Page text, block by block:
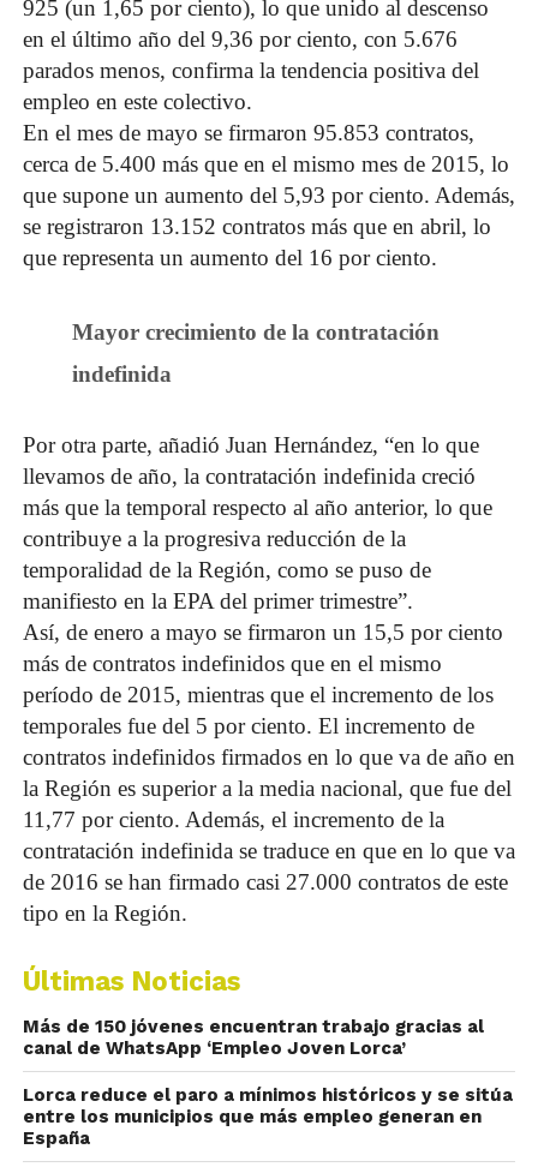
925 (un 1,65 por ciento), lo que unido al descenso
en el último año del 9,36 por ciento, con 5.676
parados menos, confirma la tendencia positiva del
empleo en este colectivo.
En el mes de mayo se firmaron 95.853 contratos,
cerca de 5.400 más que en el mismo mes de 2015, lo
que supone un aumento del 5,93 por ciento. Además,
se registraron 13.152 contratos más que en abril, lo
que representa un aumento del 16 por ciento.
Mayor crecimiento de la contratación
indefinida
Por otra parte, añadió Juan Hernández, “en lo que
llevamos de año, la contratación indefinida creció
más que la temporal respecto al año anterior, lo que
contribuye a la progresiva reducción de la
temporalidad de la Región, como se puso de
manifiesto en la EPA del primer trimestre”.
Así, de enero a mayo se firmaron un 15,5 por ciento
más de contratos indefinidos que en el mismo
período de 2015, mientras que el incremento de los
temporales fue del 5 por ciento. El incremento de
contratos indefinidos firmados en lo que va de año en
la Región es superior a la media nacional, que fue del
11,77 por ciento. Además, el incremento de la
contratación indefinida se traduce en que en lo que va
de 2016 se han firmado casi 27.000 contratos de este
tipo en la Región.
Últimas Noticias
Más de 150 jóvenes encuentran trabajo gracias al
canal de WhatsApp ‘Empleo Joven Lorca’
Lorca reduce el paro a mínimos históricos y se sitúa
entre los municipios que más empleo generan en
España